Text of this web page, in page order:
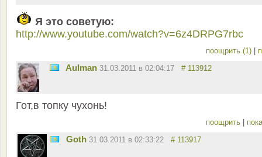
Я это советую:
http://www.youtube.com/watch?v=6z4DRPG7rbc
поощрить (1)
Aulman 31.03.2011 в 02:04:17 # 113912
Гот,в топку чухонь!
поощрить
Goth 31.03.2011 в 02:33:22 # 113917